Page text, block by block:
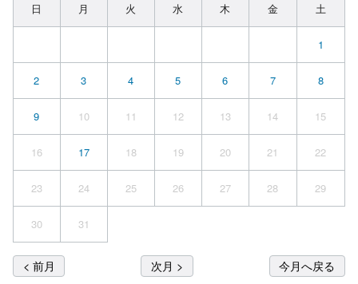
日 月 火 水 木 金 土
1
2 3 4 5 6 7 8
9 10 11 12 13 14 15
16 17 18 19 20 21 22
23 24 25 26 27 28 29
30 31
< 前月 次月 > 今月へ戻る